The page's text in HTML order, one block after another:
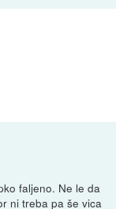
faljeno. Ne le da
ni treba pa še vica